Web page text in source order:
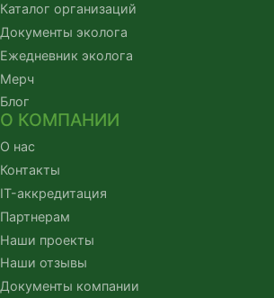
Каталог организаций
Документы эколога
Ежедневник эколога
Мерч
Блог
О КОМПАНИИ
О нас
Контакты
IT-аккредитация
Партнерам
Наши проекты
Наши отзывы
Документы компании